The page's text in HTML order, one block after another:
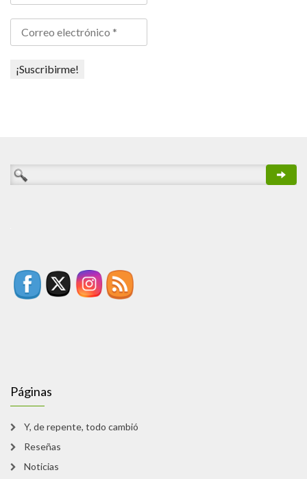
Páginas
Y, de repente, todo cambió
Reseñas
Noticias